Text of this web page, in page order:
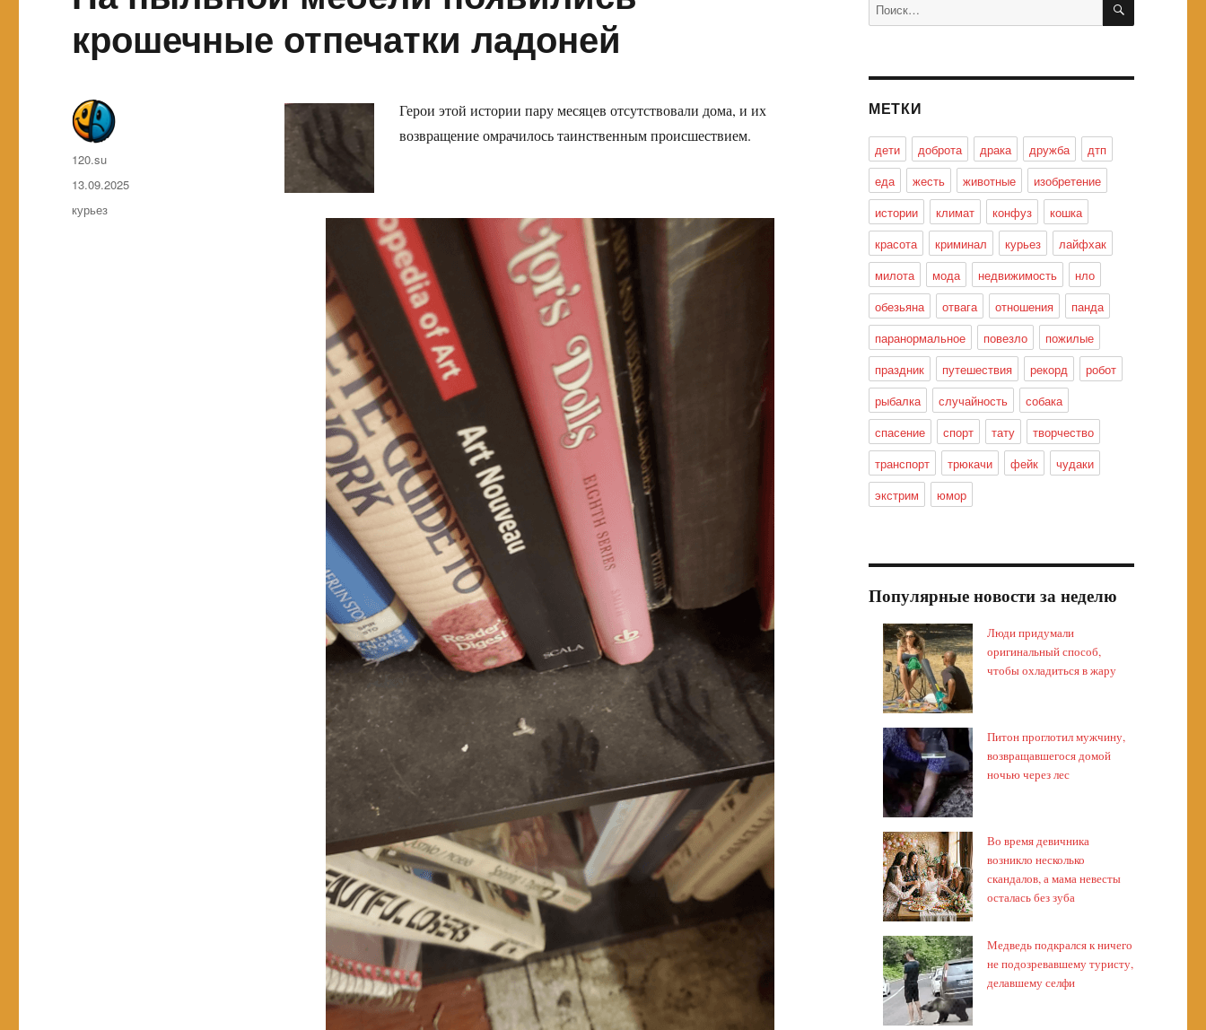
крошечные отпечатки ладоней
Герои этой истории пару месяцев отсутствовали дома, и их
возвращение омрачилось таинственным происшествием.
Автор
120.su
Опубликовано
13.09.2025
Метки
курьез
МЕТКИ
дети доброта драка дружба
дтп
еда
жесть животные
изобретение
истории
климат конфуз
кошка
красота
криминал курьез
лайфхак
милота
мода недвижимость
нло
обезьяна
отвага отношения
панда
паранормальное
повезло
пожилые
праздник
путешествия рекорд
робот
рыбалка
случайность
собака
спасение
спорт тату
творчество
транспорт
трюкачи фейк
чудаки
экстрим
юмор
Популярные новости за неделю
Люди придумали
оригинальный способ,
чтобы охладиться в жару
Питон проглотил мужчину,
возвращавшегося домой
ночью через лес
Во время девичника
возникло несколько
скандалов, а мама невесты
осталась без зуба
Медведь подкрался к ничего
не подозревавшему туристу,
делавшему селфи